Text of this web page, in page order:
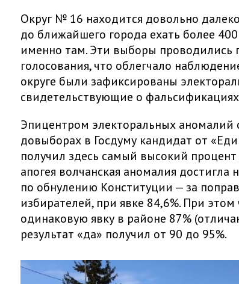
Округ № 16 находится довольно
до ближайшего города ехать более
именно там. Эти выборы проводились
голосования, что облегчало
округе были зафиксированы
свидетельствующие о
Эпицентром электоральных аномалий
довыборах в Госдуму кандидат от
получил здесь самый высокий
апогея волчанская аномалия
по обнулению Конституции — за
избирателей, при явке 84,6%. При
одинаковую явку в районе 87%
результат «да» получил от 90 до 95%.